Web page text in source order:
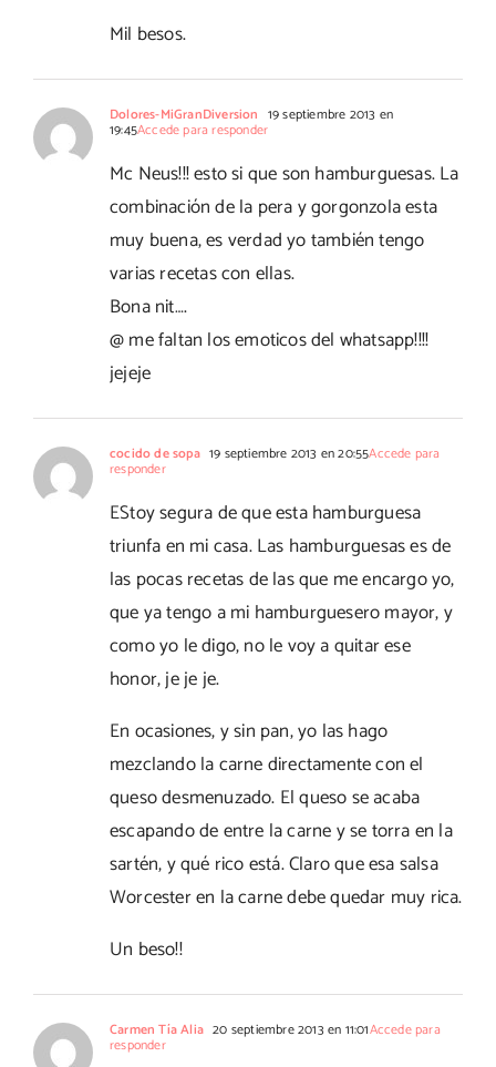
Mil besos.
Dolores-MiGranDiversion 19 septiembre 2013 en
19:45Accede para responder
Mc Neus!!! esto si que son hamburguesas. La
combinación de la pera y gorgonzola esta
muy buena, es verdad yo también tengo
varias recetas con ellas.
Bona nit….
@ me faltan los emoticos del whatsapp!!!!
jejeje
cocido de sopa 19 septiembre 2013 en 20:55Accede para
responder
EStoy segura de que esta hamburguesa
triunfa en mi casa. Las hamburguesas es de
las pocas recetas de las que me encargo yo,
que ya tengo a mi hamburguesero mayor, y
como yo le digo, no le voy a quitar ese
honor, je je je.
En ocasiones, y sin pan, yo las hago
mezclando la carne directamente con el
queso desmenuzado. El queso se acaba
escapando de entre la carne y se torra en la
sartén, y qué rico está. Claro que esa salsa
Worcester en la carne debe quedar muy rica.
Un beso!!
Carmen Tía Alia 20 septiembre 2013 en 11:01Accede para
responder